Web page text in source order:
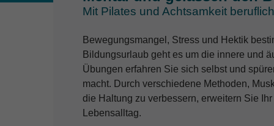
Mit Pilates und Achtsamkeit
Bewegungsmangel, Stress und Hektik
Bildungsurlaub geht es um die innere und
Übungen erfahren Sie sich selbst und
macht. Durch verschiedene Methoden,
die Haltung zu verbessern, erweitern Sie
Lebensalltag.